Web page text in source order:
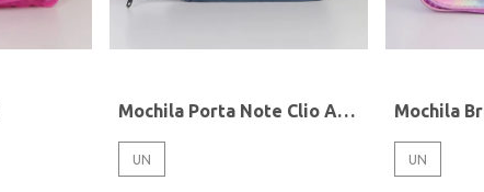
Mochila Porta Note Clio AZUL
UN UN